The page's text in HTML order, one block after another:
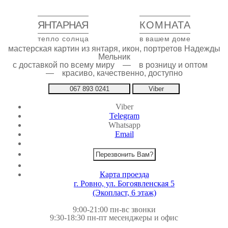
ЯНТАРНАЯ КОМНАТА
тепло солнца в вашем доме
мастерская картин из янтаря, икон, портретов Надежды
Мельник
с доставкой по всему миру — в розницу и оптом
— красиво, качественно, доступно
067 893 0241 Viber
Viber
Telegram
Whatsapp
Email
Перезвонить Вам?
Карта проезда
г. Ровно, ул. Богоявленская 5
(Экопласт, 6 этаж)
9:00-21:00 пн-вс звонки
9:30-18:30 пн-пт месенджеры и офис